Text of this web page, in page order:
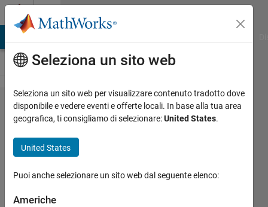
Vai al contenuto
Problem
42764.
Find the
next
square
number
Seleziona un sito web
Seleziona un sito web per visualizzare contenuto tradotto dove
disponibile e vedere eventi e offerte locali. In base alla tua area
geografica, ti consigliamo di selezionare:United States.
United States
Puoi anche selezionare un sito web dal seguente elenco:
Americhe